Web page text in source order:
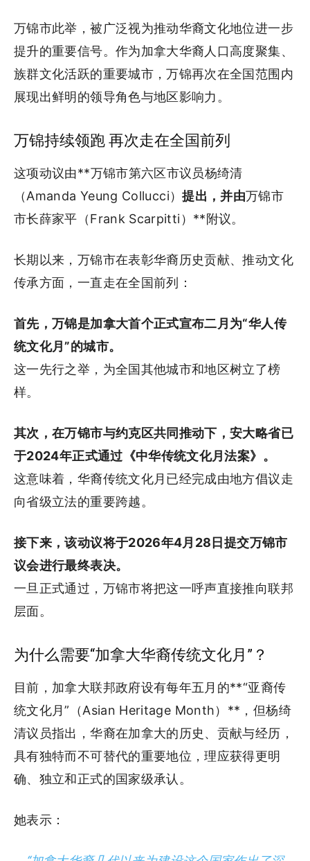
万锦市此举，被广泛视为推动华裔文化地位进一步
提升的重要信号。作为加拿大华裔人口高度聚集、
族群文化活跃的重要城市，万锦再次在全国范围内
展现出鲜明的领导角色与地区影响力。
万锦持续领跑 再次走在全国前列
这项动议由**万锦市第六区市议员杨绮清
（Amanda Yeung Collucci）提出，并由万锦市
市长薛家平（Frank Scarpitti）**附议。
长期以来，万锦市在表彰华裔历史贡献、推动文化
传承方面，一直走在全国前列：
首先，万锦是加拿大首个正式宣布二月为“华人传
统文化月”的城市。
这一先行之举，为全国其他城市和地区树立了榜
样。
其次，在万锦市与约克区共同推动下，安大略省已
于2024年正式通过《中华传统文化月法案》。
这意味着，华裔传统文化月已经完成由地方倡议走
向省级立法的重要跨越。
接下来，该动议将于2026年4月28日提交万锦市
议会进行最终表决。
一旦正式通过，万锦市将把这一呼声直接推向联邦
层面。
为什么需要“加拿大华裔传统文化月”？
目前，加拿大联邦政府设有每年五月的**“亚裔传
统文化月”（Asian Heritage Month）**，但杨绮
清议员指出，华裔在加拿大的历史、贡献与经历，
具有独特而不可替代的重要地位，理应获得更明
确、独立和正式的国家级承认。
她表示：